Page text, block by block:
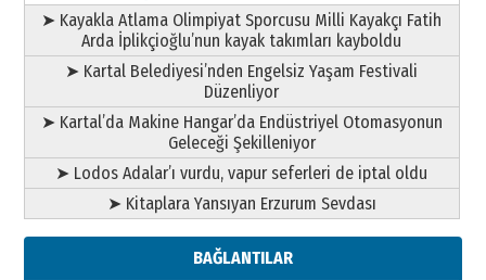
➤ Kayakla Atlama Olimpiyat Sporcusu Milli Kayakçı Fatih
Arda İplikçioğlu’nun kayak takımları kayboldu
➤ Kartal Belediyesi’nden Engelsiz Yaşam Festivali
Düzenliyor
➤ Kartal’da Makine Hangar’da Endüstriyel Otomasyonun
Geleceği Şekilleniyor
➤ Lodos Adalar’ı vurdu, vapur seferleri de iptal oldu
➤ Kitaplara Yansıyan Erzurum Sevdası
BAĞLANTILAR